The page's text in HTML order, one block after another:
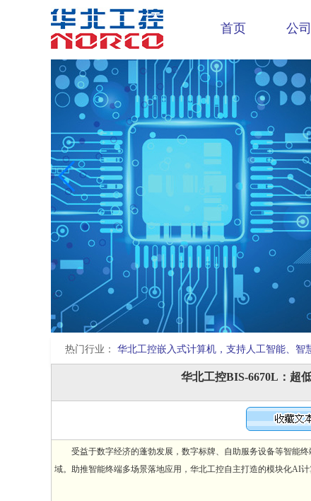
首页 公
热门行业： 华北工控嵌入式计算机，支持人工智能、智
华北工控BIS-6670L：超
受益于数字经济的蓬勃发展，数字标牌、自助服务设备等智能终
域。助推智能终端多场景落地应用，华北工控自主打造的模块化AI计